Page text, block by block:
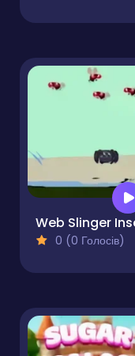
0 (0 Голосів)